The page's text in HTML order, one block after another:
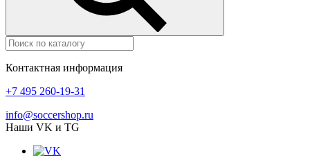
Контактная информация
+7 495 260-19-31
info@soccershop.ru
Наши VK и TG